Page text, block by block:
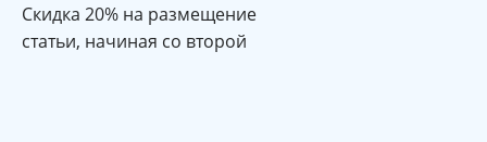
Cкидка 20% на размещение
статьи, начиная со второй